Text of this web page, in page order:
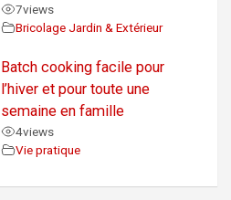
7views
Bricolage Jardin & Extérieur
Batch cooking facile pour
l’hiver et pour toute une
semaine en famille
4views
Vie pratique